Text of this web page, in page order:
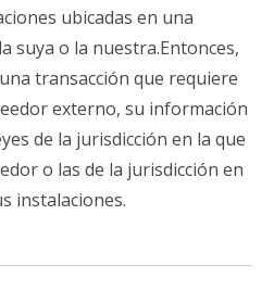
ubicadas en una
suya o la nuestra.Entonces,
transacción que requiere
externo, su información
de la jurisdicción en la que
o las de la jurisdicción en
instalaciones.